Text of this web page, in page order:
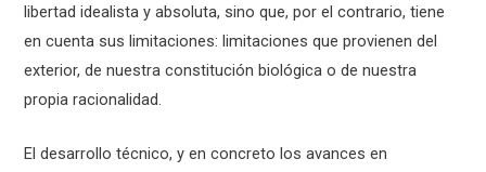
libertad idealista y absoluta, sino que, por el contrario, tiene
en cuenta sus limitaciones: limitaciones que provienen del
exterior, de nuestra constitución biológica o de nuestra
propia racionalidad.
El desarrollo técnico, y en concreto los avances en